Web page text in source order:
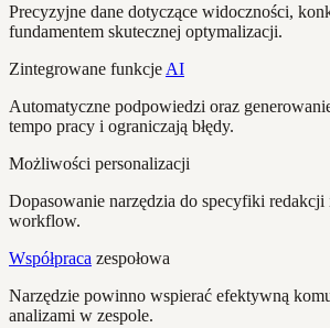
Precyzyjne dane dotyczące widoczności,
fundamentem skutecznej optymalizacji.
Zintegrowane funkcje AI
Automatyczne podpowiedzi oraz
tempo pracy i ograniczają błędy.
Możliwości personalizacji
Dopasowanie narzędzia do specyfiki
workflow.
Współpraca zespołowa
Narzędzie powinno wspierać efektywną
analizami w zespole.